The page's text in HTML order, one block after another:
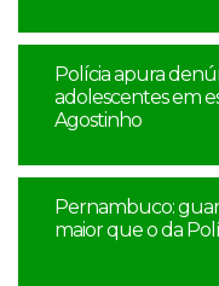
Polícia apura
adolescentes em
Agostinho
Pernambuco:
maior que o da